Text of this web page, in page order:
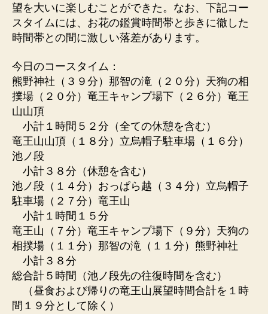
望を大いに楽しむことができた。なお、下記コー
スタイムには、お花の鑑賞時間帯と歩きに徹した
時間帯との間に激しい落差があります。
今日のコースタイム：
熊野神社（３９分）那智の滝（２０分）天狗の相
撲場（２０分）竜王キャンプ場下（２６分）竜王
山山頂
小計１時間５２分（全ての休憩を含む）
竜王山山頂（１８分）立烏帽子駐車場（１６分）
池ノ段
小計３８分（休憩を含む）
池ノ段（１４分）おっぱら越（３４分）立烏帽子
駐車場（２７分）竜王山
小計１時間１５分
竜王山（７分）竜王キャンプ場下（９分）天狗の
相撲場（１１分）那智の滝（１１分）熊野神社
小計３８分
総合計５時間（池ノ段先の往復時間を含む）
（昼食および帰りの竜王山展望時間合計を１時
間１９分として除く）